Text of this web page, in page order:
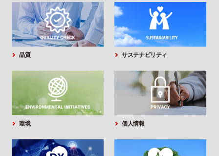
品質 サステナビリティ
環境 個人情報